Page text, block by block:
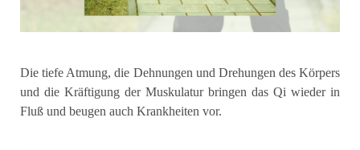
Die tiefe Atmung, die Dehnungen und Drehungen des Körpers
und die Kräftigung der Muskulatur bringen das Qi wieder in
Fluß und beugen auch Krankheiten vor.